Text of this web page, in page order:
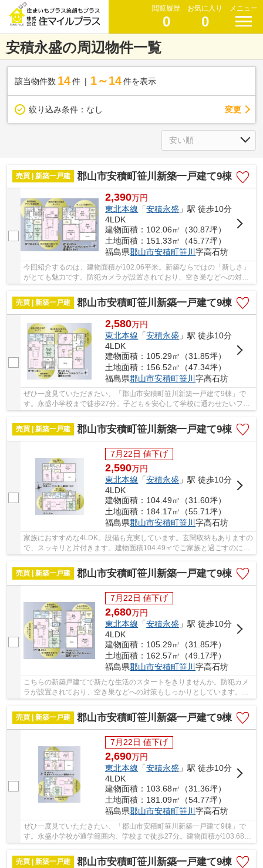
閲覧履歴
0
お気に入り
0
メニュー
安積永盛の周辺物件一覧
該当物件数 14件 1～14 件を表示
絞り込み条件： なし 変更
売買 | 新築一戸建 郡山市安積町笹川新築一戸建て9棟
2,390万円
東北本線 「安積永盛 」駅 徒歩10分
4LDK
建物面積：102.06㎡（30.87坪）
土地面積：151.33㎡（45.77坪）
福島県郡山市安積町笹川字高石坊
今回紹介するのは、建物面積が102.06平米。新築ならではの「新しさ」
がとても魅力です。防犯カメラが設置されており、空き巣などへの対策
売買 | 新築一戸建
郡山市安積町笹川新築一戸建て9棟
2,580万円
東北本線 「安積永盛 」駅 徒歩10分
4LDK
建物面積：105.29㎡（31.85坪）
土地面積：156.52㎡（47.34坪）
福島県郡山市安積町笹川字高石坊
ぜひ一度見ていただきたい、「郡山市安積町笹川新築一戸建て9棟」で
す。永盛小学校まで徒歩27分。子どもを安心して学校に通わせたいファ
売買 | 新築一戸建
郡山市安積町笹川新築一戸建て9棟
7月22日 値下げ
2,590万円
東北本線 「安積永盛 」駅 徒歩10分
4LDK
建物面積：104.49㎡（31.60坪）
土地面積：184.17㎡（55.71坪）
福島県郡山市安積町笹川字高石坊
家族におすすめな4LDK。設備も充実しています。玄関収納もありますの
で、スッキリと片付きます。建物面積104.49㎡でご家族と過ごすのにも
売買 | 新築一戸建
郡山市安積町笹川新築一戸建て9棟
7月22日 値下げ
2,680万円
東北本線 「安積永盛 」駅 徒歩10分
4LDK
建物面積：105.29㎡（31.85坪）
土地面積：162.57㎡（49.17坪）
福島県郡山市安積町笹川字高石坊
こちらの新築戸建てで新たな生活のスタートをきりませんか。防犯カメ
ラが設置されており、空き巣などへの対策もしっかりとしています。駅
から徒歩10分圏内に立地しています。4SLDKの間...
売買 | 新築一戸建
郡山市安積町笹川新築一戸建て9棟
7月22日 値下げ
2,690万円
東北本線 「安積永盛 」駅 徒歩10分
4LDK
建物面積：103.68㎡（31.36坪）
土地面積：181.09㎡（54.77坪）
福島県郡山市安積町笹川字高石坊
ぜひ一度見ていただきたい、「郡山市安積町笹川新築一戸建て9棟」で
す。永盛小学校が通学範囲内、学校まで徒歩27分。建物面積が103.68㎡
と十分な広さでゆったりと生活できるのではない...
売買 | 新築一戸建
郡山市安積町笹川新築一戸建て9棟